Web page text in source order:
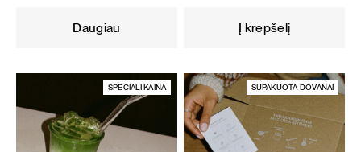
Daugiau Į krepšelį
SPECIALI KAINA SUPAKUOTA DOVANAI